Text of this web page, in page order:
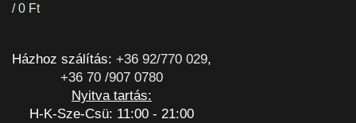
/ 0 Ft
Házhoz szálítás: +36 92/770 029,
+36 70 /907 0780
Nyitva tartás:
H-K-Sze-Csü: 11:00 - 21:00